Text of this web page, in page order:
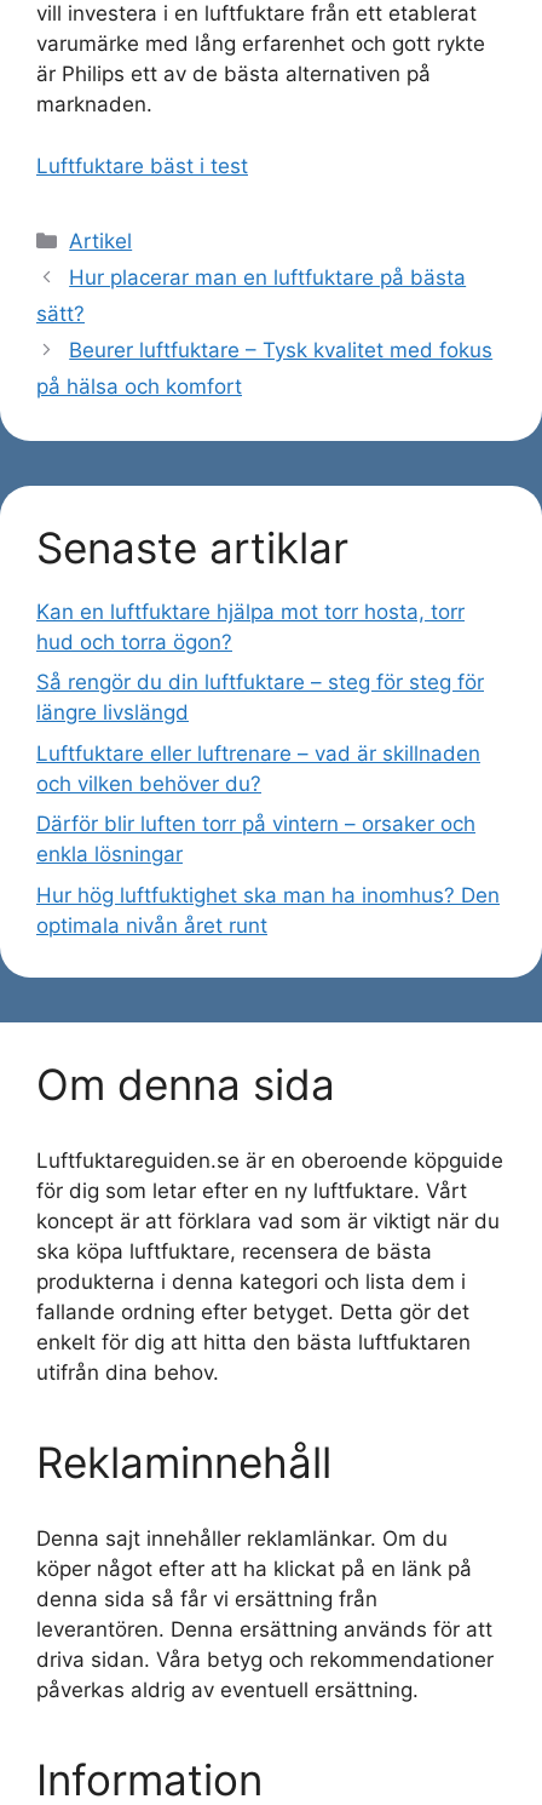
vill investera i en luftfuktare från ett etablerat
varumärke med lång erfarenhet och gott rykte
är Philips ett av de bästa alternativen på
marknaden.
Luftfuktare bäst i test
Kategorier
Artikel
Hur placerar man en luftfuktare på bästa
sätt?
Beurer luftfuktare – Tysk kvalitet med fokus
på hälsa och komfort
Senaste artiklar
Kan en luftfuktare hjälpa mot torr hosta, torr
hud och torra ögon?
Så rengör du din luftfuktare – steg för steg för
längre livslängd
Luftfuktare eller luftrenare – vad är skillnaden
och vilken behöver du?
Därför blir luften torr på vintern – orsaker och
enkla lösningar
Hur hög luftfuktighet ska man ha inomhus? Den
optimala nivån året runt
Om denna sida
Luftfuktareguiden.se är en oberoende köpguide
för dig som letar efter en ny luftfuktare. Vårt
koncept är att förklara vad som är viktigt när du
ska köpa luftfuktare, recensera de bästa
produkterna i denna kategori och lista dem i
fallande ordning efter betyget. Detta gör det
enkelt för dig att hitta den bästa luftfuktaren
utifrån dina behov.
Reklaminnehåll
Denna sajt innehåller reklamlänkar. Om du
köper något efter att ha klickat på en länk på
denna sida så får vi ersättning från
leverantören. Denna ersättning används för att
driva sidan. Våra betyg och rekommendationer
påverkas aldrig av eventuell ersättning.
Information